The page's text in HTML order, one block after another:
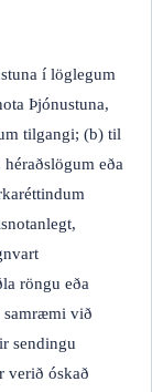
í löglegum
Þjónustuna,
tilgangi; (b) til
eða
röngu eða
samræmi við
sendingu
verið óskað